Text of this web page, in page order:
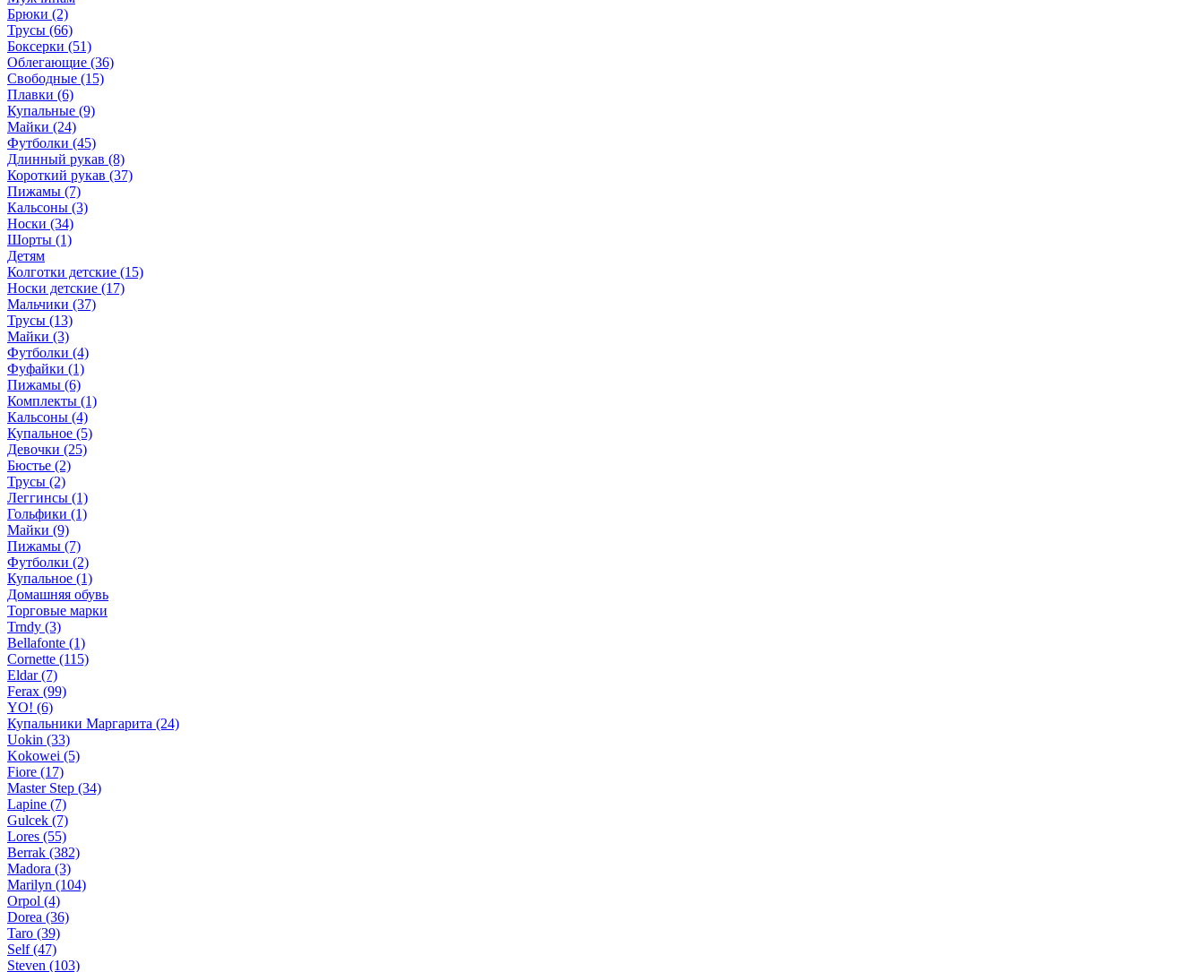
Брюки (2)
Трусы (66)
Боксерки (51)
Облегающие (36)
Свободные (15)
Плавки (6)
Купальные (9)
Майки (24)
Футболки (45)
Длинный рукав (8)
Короткий рукав (37)
Пижамы (7)
Кальсоны (3)
Носки (34)
Шорты (1)
Детям
Колготки детские (15)
Носки детские (17)
Мальчики (37)
Трусы (13)
Майки (3)
Футболки (4)
Фуфайки (1)
Пижамы (6)
Комплекты (1)
Кальсоны (4)
Купальное (5)
Девочки (25)
Бюстье (2)
Трусы (2)
Леггинсы (1)
Гольфики (1)
Майки (9)
Пижамы (7)
Футболки (2)
Купальное (1)
Домашняя обувь
Торговые марки
Trndy (3)
Bellafonte (1)
Cornette (115)
Eldar (7)
Ferax (99)
YO! (6)
Купальники Маргарита (24)
Uokin (33)
Kokowei (5)
Fiore (17)
Master Step (34)
Lapine (7)
Gulcek (7)
Lores (55)
Berrak (382)
Madora (3)
Marilyn (104)
Orpol (4)
Dorea (36)
Taro (39)
Self (47)
Steven (103)